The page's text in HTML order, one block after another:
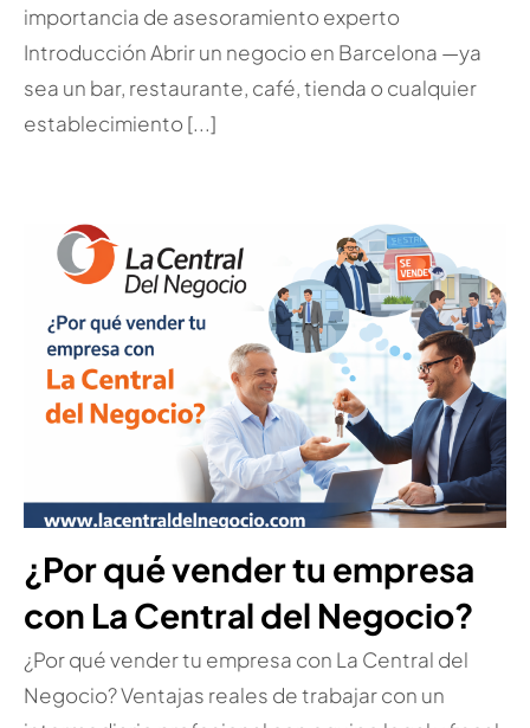
importancia de asesoramiento experto
Introducción Abrir un negocio en Barcelona —ya
sea un bar, restaurante, café, tienda o cualquier
establecimiento [...]
¿Por qué vender tu empresa
con La Central del Negocio?
¿Por qué vender tu empresa con La Central del
Negocio? Ventajas reales de trabajar con un